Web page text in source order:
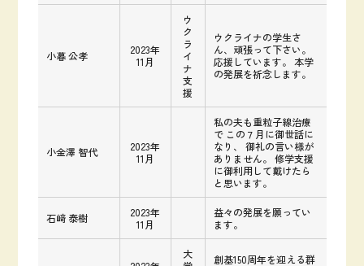
小暮 公孝
2023年
11月
ウ
ク
ラ
イ
ナ
支
援
ウクライナの学生さ
ん、頑張って下さい。
応援しています。 本学
の発展を祈念します。
小金澤 智代
2023年
11月
私の夫も重粒子線治療
で この７月に御世話に
なり、 御礼の言い様が
ありません。 修学支援
に御利用して戴けたら
と思います。
石﨑 泰樹
2023年
11月
益々の発展を願ってい
ます。
大
創基150周年を迎える群